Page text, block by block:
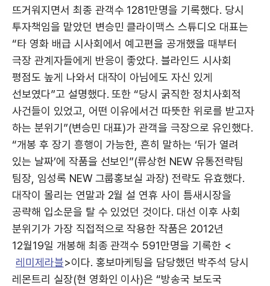
뜨거워지면서 최종 관객수 1281만명을 기록했다. 당시
투자책임을 맡았던 변승민 클라이맥스 스튜디오 대표는
“타 영화 배급 시사회에서 예고편을 공개했을 때부터
극장 관계자들에게 반응이 좋았다. 블라인드 시사회
평점도 높게 나와서 대작이 아님에도 자신 있게
선보였다”고 설명했다. 또한 “당시 굵직한 정치사회적
사건들이 있었고, 어떤 이유에서건 따뜻한 위로를 받고자
하는 분위기”(변승민 대표)가 관객을 극장으로 유인했다.
“개봉 후 장기 흥행이 가능한, 흔히 말하는 ‘뒤가 열려
있는 날짜’에 작품을 선보인”(류상헌 NEW 유통전략팀
팀장, 임성록 NEW 그룹홍보실 과장) 전략도 유효했다.
대작이 몰리는 연말과 2월 설 연휴 사이 틈새시장을
공략해 입소문을 탈 수 있었던 것이다. 대선 이후 사회
분위기가 가장 직접적으로 작용한 작품은 2012년
12월19일 개봉해 최종 관객수 591만명을 기록한 <
레미제라블>이다. 홍보마케팅을 담당했던 박주석 당시
레몬트리 실장(현 영화인 이사)은 “방송국 보도국